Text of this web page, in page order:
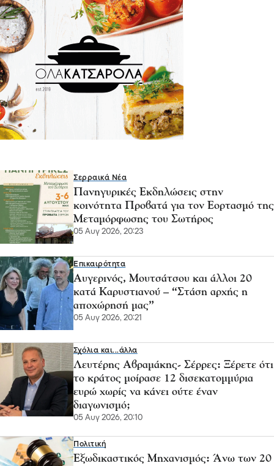
Σερραικά Νέα
Πανηγυρικές Εκδηλώσεις στην
κοινότητα Προβατά για τον Εορτασμό της
Μεταμόρφωσης του Σωτήρος
05 Αυγ 2026, 20:23
Επικαιρότητα
Αυγερινός, Μουτσάτσου και άλλοι 20
κατά Καρυστιανού – “Στάση αρχής η
αποχώρησή μας”
05 Αυγ 2026, 20:21
Σχόλια και...άλλα
Λευτέρης Αβραμάκης- Σέρρες: Ξέρετε ότι
το κράτος μοίρασε 12 δισεκατομμύρια
ευρώ χωρίς να κάνει ούτε έναν
διαγωνισμό;
05 Αυγ 2026, 20:10
Πολιτική
Εξωδικαστικός Μηχανισμός: Άνω των 20